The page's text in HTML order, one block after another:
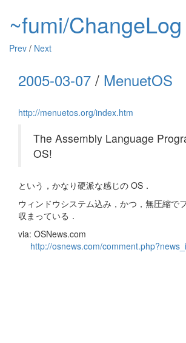
~fumi/ChangeLog
Prev / Next
2005-03-07 / MenuetOS
http://menuetos.org/index.htm
The Assembly Language
OS!
という，かなり硬派な感じの OS．
ウィンドウシステム込み，かつ，無圧縮で
収まっている．
via: OSNews.com
http://osnews.com/